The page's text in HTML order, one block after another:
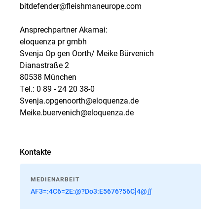
bitdefender@fleishmaneurope.com
Ansprechpartner Akamai:
eloquenza pr gmbh
Svenja Op gen Oorth/ Meike Bürvenich
Dianastraße 2
80538 München
Tel.: 0 89 - 24 20 38-0
Svenja.opgenoorth@eloquenza.de
Meike.buervenich@eloquenza.de
Kontakte
MEDIENARBEIT
AF3=:4C6=2E:@?Do3:E5676?56C]4@∬